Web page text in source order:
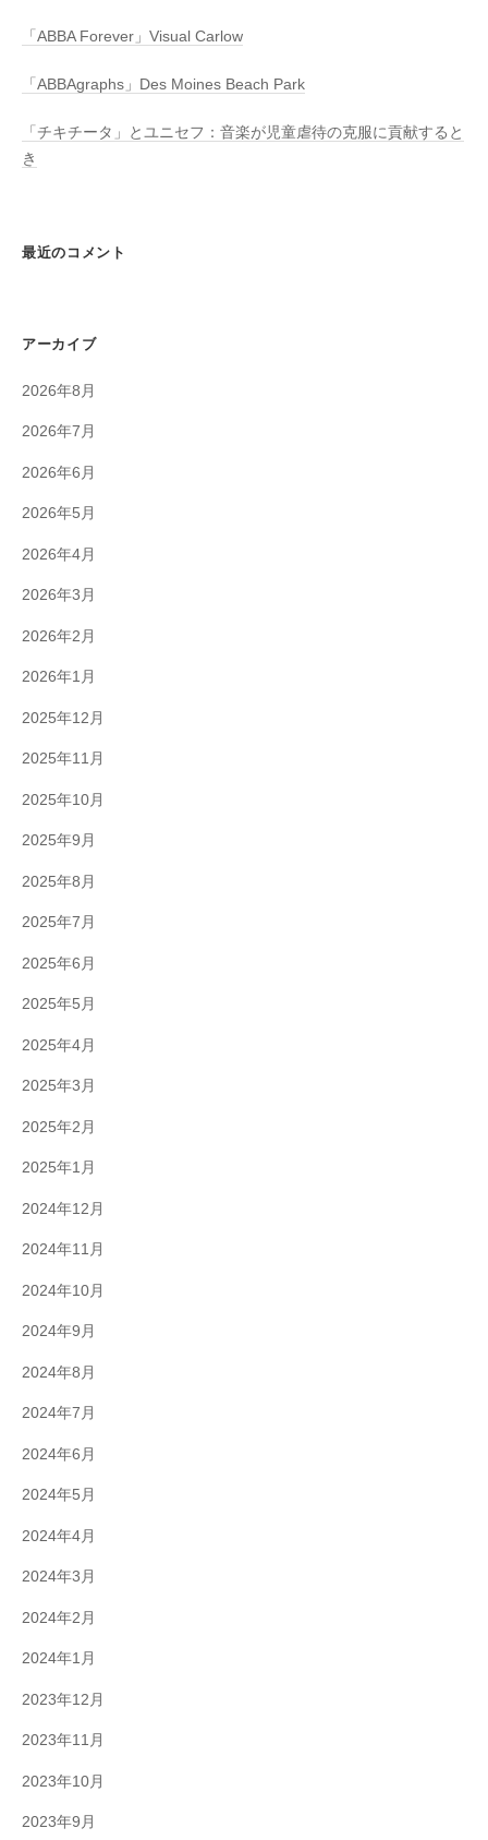
「ABBA Forever」Visual Carlow
「ABBAgraphs」Des Moines Beach Park
「チキチータ」とユニセフ：音楽が児童虐待の克服に貢献すると
き
最近のコメント
アーカイブ
2026年8月
2026年7月
2026年6月
2026年5月
2026年4月
2026年3月
2026年2月
2026年1月
2025年12月
2025年11月
2025年10月
2025年9月
2025年8月
2025年7月
2025年6月
2025年5月
2025年4月
2025年3月
2025年2月
2025年1月
2024年12月
2024年11月
2024年10月
2024年9月
2024年8月
2024年7月
2024年6月
2024年5月
2024年4月
2024年3月
2024年2月
2024年1月
2023年12月
2023年11月
2023年10月
2023年9月